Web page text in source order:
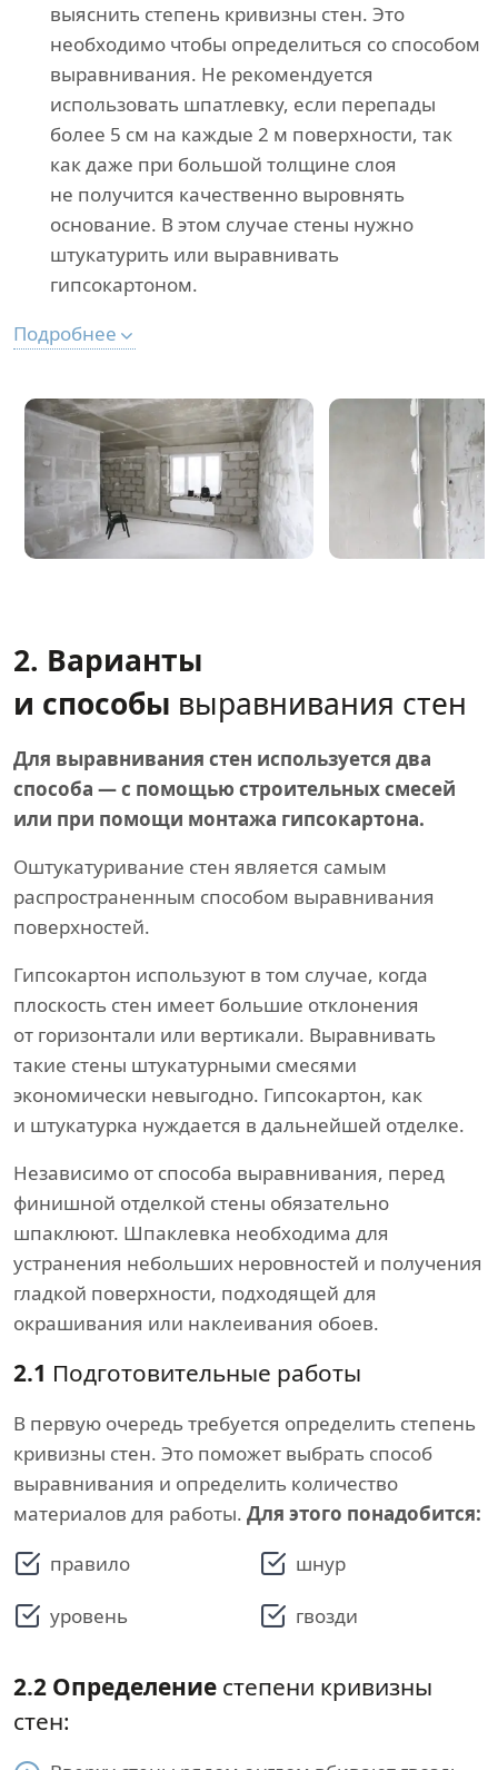
выяснить степень кривизны стен. Это
необходимо чтобы определиться со способом
выравнивания. Не рекомендуется
использовать шпатлевку, если перепады
более 5 см на каждые 2 м поверхности, так
как даже при большой толщине слоя
не получится качественно выровнять
основание. В этом случае стены нужно
штукатурить или выравнивать
гипсокартоном.
Подробнее
2. Варианты
и способы выравнивания стен
Для выравнивания стен используется два
способа — с помощью строительных смесей
или при помощи монтажа гипсокартона.
Оштукатуривание стен является самым
распространенным способом выравнивания
поверхностей.
Гипсокартон используют в том случае, когда
плоскость стен имеет большие отклонения
от горизонтали или вертикали. Выравнивать
такие стены штукатурными смесями
экономически невыгодно. Гипсокартон, как
и штукатурка нуждается в дальнейшей отделке.
Независимо от способа выравнивания, перед
финишной отделкой стены обязательно
шпаклюют. Шпаклевка необходима для
устранения небольших неровностей и получения
гладкой поверхности, подходящей для
окрашивания или наклеивания обоев.
2.1 Подготовительные работы
В первую очередь требуется определить степень
кривизны стен. Это поможет выбрать способ
выравнивания и определить количество
материалов для работы. Для этого понадобится:
правило
уровень
шнур
гвозди
2.2 Определение степени кривизны
стен: